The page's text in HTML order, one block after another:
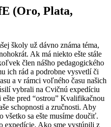
(Oro, Plata,
školy už dávno známa téma,
Ak má niekto ešte stále
člen nášho pedagogického
ich rád a podrobne vysvetlí či
a v rámci voľného času našich
vybrali na Cvičnú expedíciu
pred “ostrou” Kvalifikačnou
schopnosti a zručnosti. Aby
všetko sa ešte musíme doučiť.
expedície. Ako sme vystúpili z